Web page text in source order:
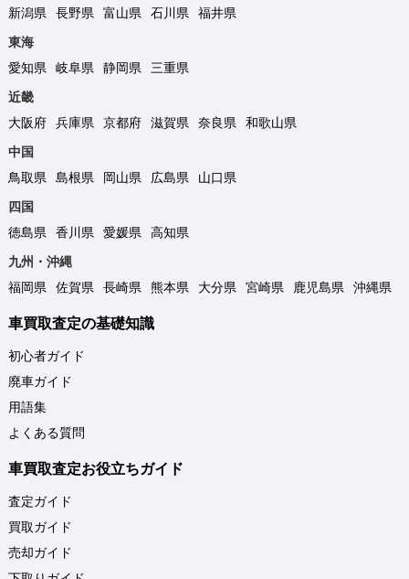
新潟県
長野県 富山県 石川県
福井県
東海
愛知県
岐阜県 静岡県
三重県
近畿
大阪府
兵庫県 京都府 滋賀県 奈良県
和歌山県
中国
鳥取県
島根県 岡山県 広島県
山口県
四国
徳島県
香川県 愛媛県
高知県
九州・沖縄
福岡県
佐賀県 長崎県 熊本県 大分県 宮崎県 鹿児島県 沖縄県
車買取査定の基礎知識
初心者ガイド
廃車ガイド
用語集
よくある質問
車買取査定お役立ちガイド
査定ガイド
買取ガイド
売却ガイド